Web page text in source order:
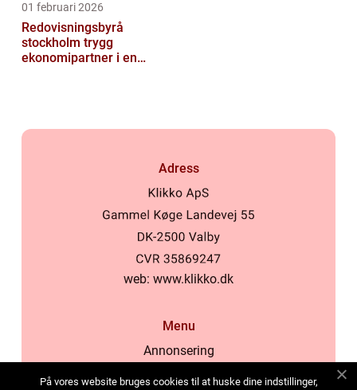
01 februari 2026
Redovisningsbyrå
stockholm trygg
ekonomipartner i en
Adress
web: www.klikko.dk
Menu
Annonsering
På vores website bruges cookies til at huske dine indstillinger,